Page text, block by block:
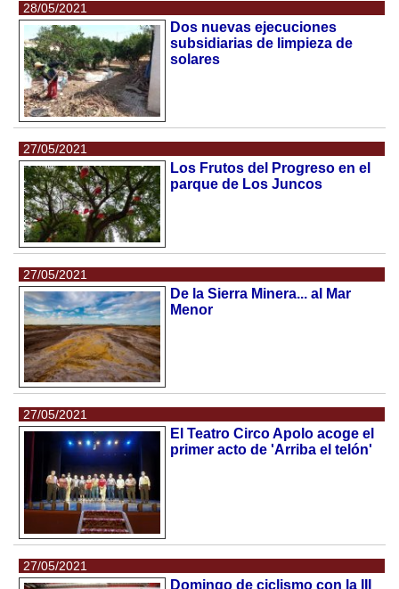
28/05/2021
Dos nuevas ejecuciones
subsidiarias de limpieza de
solares
27/05/2021
Los Frutos del Progreso en el
parque de Los Juncos
27/05/2021
De la Sierra Minera... al Mar
Menor
27/05/2021
El Teatro Circo Apolo acoge el
primer acto de 'Arriba el telón'
27/05/2021
Domingo de ciclismo con la III